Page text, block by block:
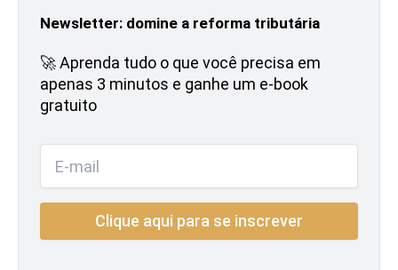
Newsletter: domine a reforma tributária
🚀 Aprenda tudo o que você precisa em
apenas 3 minutos e ganhe um e-book
gratuito